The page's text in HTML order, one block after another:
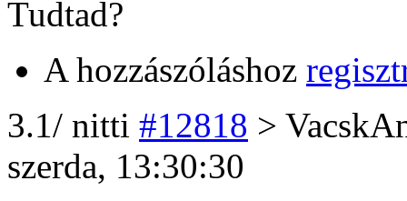
Tudtad?
A hozzászóláshoz
3.1/ nitti #12818 >
szerda, 13:30:30